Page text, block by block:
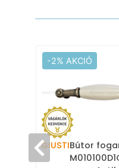
-2% AKCIÓ
GIUSTIBútor